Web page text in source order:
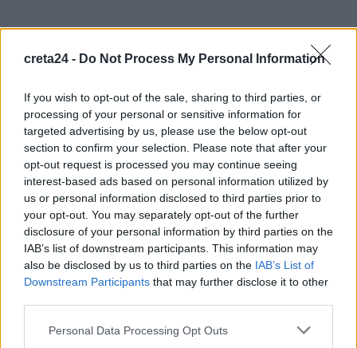
creta24 - Do Not Process My Personal Information
If you wish to opt-out of the sale, sharing to third parties, or
processing of your personal or sensitive information for
targeted advertising by us, please use the below opt-out
section to confirm your selection. Please note that after your
opt-out request is processed you may continue seeing
interest-based ads based on personal information utilized by
us or personal information disclosed to third parties prior to
your opt-out. You may separately opt-out of the further
disclosure of your personal information by third parties on the
IAB’s list of downstream participants. This information may
also be disclosed by us to third parties on the IAB’s List of
Downstream Participants that may further disclose it to other
Personal Data Processing Opt Outs
Δήμος Μινώα Πεδιάδας: 285 ζώα έλαβαν κτηνιατρική
φροντίδα
Πέθανε ο συγγραφέας και στοχαστής Στέλιος Ράμφος
10 Αυγούστου, 2026
Προθεσμία για να δώσουν εξηγήσεις για την προσγείωση στο
Σαρακήνικο πήραν ο χειριστής και ο ιδιοκτήτης του
ελικοπτέρου
10 Αυγούστου, 2026
Υπό έλεγχο η πυρκαγιά στον Κουβαρά Αττικής, παραμένουν